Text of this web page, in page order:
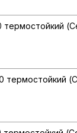
термостойкий